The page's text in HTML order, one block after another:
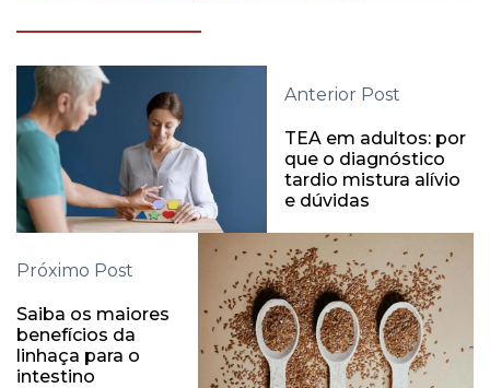
Anterior Post
TEA em adultos: por
que o diagnóstico
tardio mistura alívio
e dúvidas
Próximo Post
Saiba os maiores
benefícios da
linhaça para o
intestino